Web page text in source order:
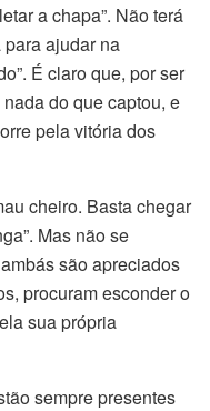
a chapa”. Não terá
para ajudar na
É claro que, por ser
do que captou, e
pela vitória dos
cheiro. Basta chegar
Mas não se
são apreciados
procuram esconder o
sua própria
sempre presentes